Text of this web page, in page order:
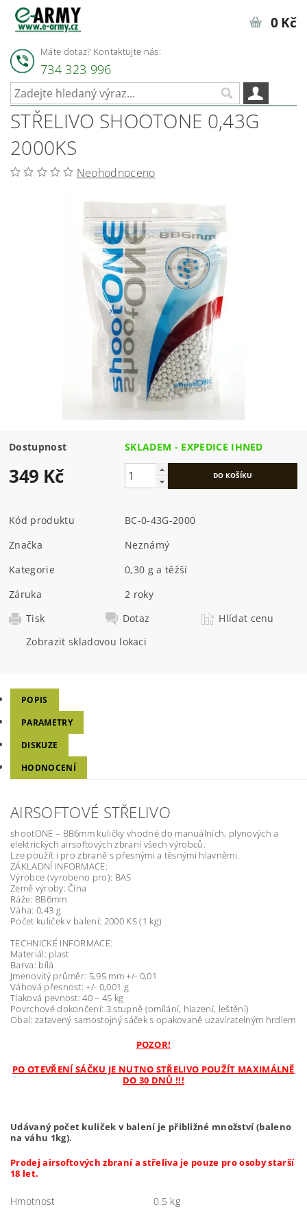
Máte dotaz? Kontaktujte nás:
734 323 996
0 Kč
STŘELIVO SHOOTONE 0,43G
2000KS
Neohodnoceno
Dostupnost SKLADEM - EXPEDICE IHNED
349 Kč
Kód produktu
BC-0-43G-2000
Značka
Neznámý
Kategorie
0,30 g a těžší
Záruka
2 roky
Tisk
Dotaz
Hlídat cenu
Zobrazit skladovou lokaci
POPIS
PARAMETRY
DISKUZE
HODNOCENÍ
AIRSOFTOVÉ STŘELIVO
shootONE – BB6mm kuličky vhodné do manuálních, plynových a
elektrických airsoftových zbraní všech výrobců.
Lze použít i pro zbraně s přesnými a těsnými hlavněmi.
ZÁKLADNÍ INFORMACE:
Výrobce (vyrobeno pro): BAS
Země výroby: Čína
Ráže: BB6mm
Váha: 0,43 g
Počet kuliček v balení: 2000 KS (1 kg)
TECHNICKÉ INFORMACE:
Materiál: plast
Barva: bílá
Jmenovitý průměr: 5,95 mm +/- 0,01
Váhová přesnost: +/- 0,001 g
Tlaková pevnost: 40 – 45 kg
Povrchové dokončení: 3 stupně (omílání, hlazení, leštění)
Obal: zatavený samostojný sáček s opakovaně uzavíratelným hrdlem
POZOR!
PO OTEVŘENÍ SÁČKU JE NUTNO STŘELIVO POUŽÍT MAXIMÁLNĚ
DO 30 DNŮ !!!
Udávaný počet kuliček v balení je přibližné množství (baleno
na váhu 1kg).
Prodej airsoftových zbraní a střeliva je pouze pro osoby starší
18 let.
Hmotnost 0.5 kg